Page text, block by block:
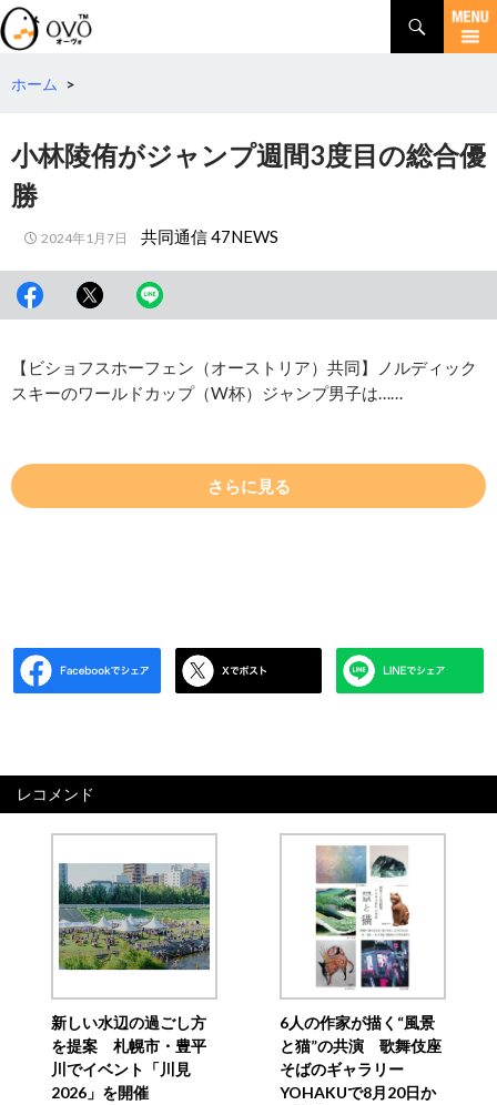
検
索
コ
テ
へ
動
ホーム >
小林陵侑がジャンプ週間3度目の総合優
勝
2024年1月7日 共同通信 47NEWS
【ビショフスホーフェン（オーストリア）共同】ノルディック
スキーのワールドカップ（W杯）ジャンプ男子は……
さらに見る
レコメンド
新しい水辺の過ごし方
を提案 札幌市・豊平
川でイベント「川見
2026」を開催
6人の作家が描く“風景
と猫”の共演 歌舞伎座
そばのギャラリー
YOHAKUで8月20日か